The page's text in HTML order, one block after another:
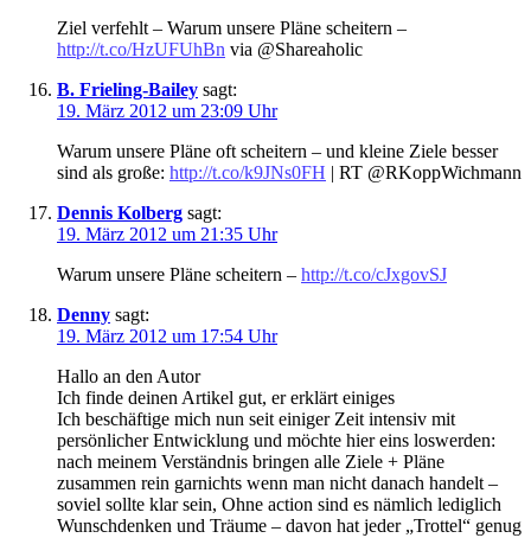
Ziel verfehlt – Warum unsere Pläne scheitern –
http://t.co/HzUFUhBn via @Shareaholic
B. Frieling-Bailey sagt:
19. März 2012 um 23:09 Uhr
Warum unsere Pläne oft scheitern – und kleine Ziele besser
sind als große: http://t.co/k9JNs0FH | RT @RKoppWichmann
Dennis Kolberg sagt:
19. März 2012 um 21:35 Uhr
Warum unsere Pläne scheitern – http://t.co/cJxgovSJ
Denny sagt:
19. März 2012 um 17:54 Uhr
Hallo an den Autor
Ich finde deinen Artikel gut, er erklärt einiges
Ich beschäftige mich nun seit einiger Zeit intensiv mit
persönlicher Entwicklung und möchte hier eins loswerden:
nach meinem Verständnis bringen alle Ziele + Pläne
zusammen rein garnichts wenn man nicht danach handelt –
soviel sollte klar sein, Ohne action sind es nämlich lediglich
Wunschdenken und Träume – davon hat jeder „Trottel“ genug